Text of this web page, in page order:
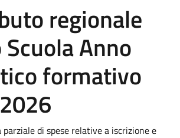
regionale
Anno
formativo
di spese relative a iscrizione e